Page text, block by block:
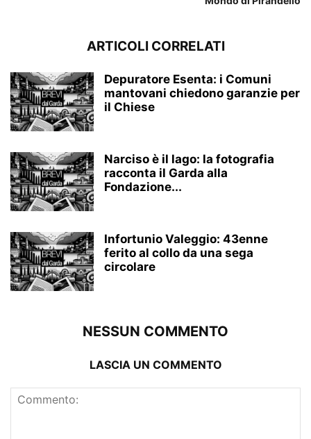
ARTICOLI CORRELATI
Depuratore Esenta: i Comuni
mantovani chiedono garanzie per
il Chiese
Narciso è il lago: la fotografia
racconta il Garda alla
Fondazione...
Infortunio Valeggio: 43enne
ferito al collo da una sega
circolare
NESSUN COMMENTO
LASCIA UN COMMENTO